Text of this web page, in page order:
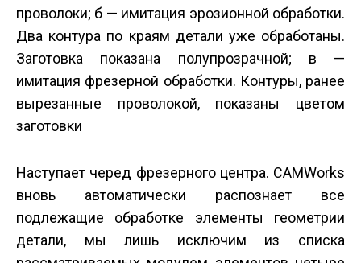
проволоки; б — имитация эрозионной обработки.
Два контура по краям детали уже обработаны.
Заготовка показана полупрозрачной; в —
имитация фрезерной обработки. Контуры, ранее
вырезанные проволокой, показаны цветом
заготовки
Наступает черед фрезерного центра. CAMWorks
вновь автоматически распознает все
подлежащие обработке элементы геометрии
детали, мы лишь исключим из списка